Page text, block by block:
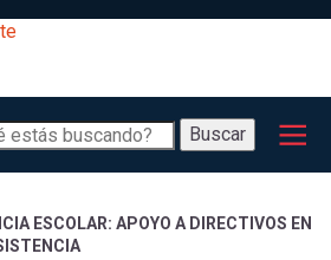
Buscar
ESCOLAR: APOYO A DIRECTIVOS EN